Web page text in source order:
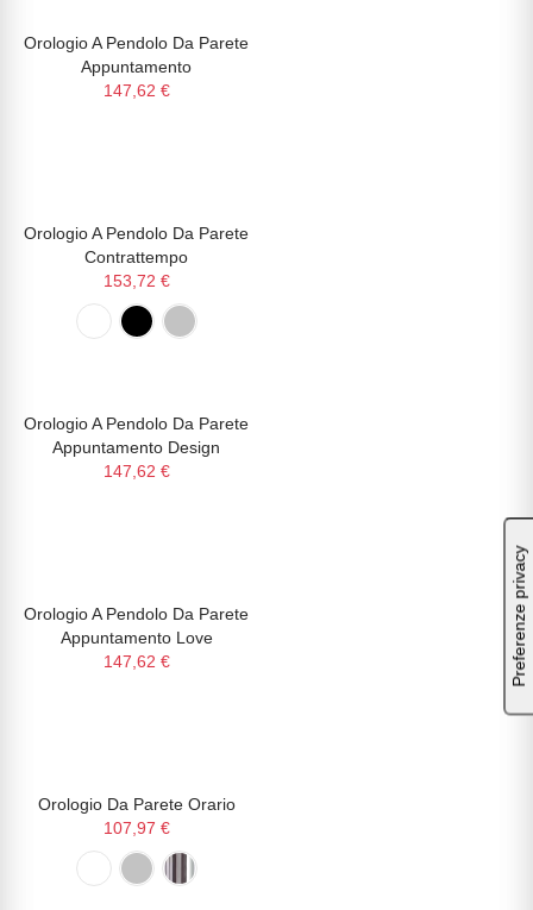
NON DISPONIBILE
Orologio A Pendolo Da Parete
Appuntamento
147,62 €
NON DISPONIBILE
Orologio A Pendolo Da Parete
Contrattempo
153,72 €
NON DISPONIBILE
Orologio A Pendolo Da Parete
Appuntamento Design
147,62 €
NON DISPONIBILE
Orologio A Pendolo Da Parete
Appuntamento Love
147,62 €
NON DISPONIBILE
Orologio Da Parete Orario
107,97 €